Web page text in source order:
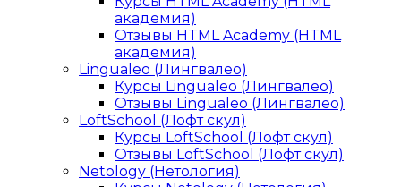
академия)
Отзывы HTML Academy (HTML
академия)
Lingualeo (Лингвалео)
Курсы Lingualeo (Лингвалео)
Отзывы Lingualeo (Лингвалео)
LoftSchool (Лофт скул)
Курсы LoftSchool (Лофт скул)
Отзывы LoftSchool (Лофт скул)
Netology (Нетология)